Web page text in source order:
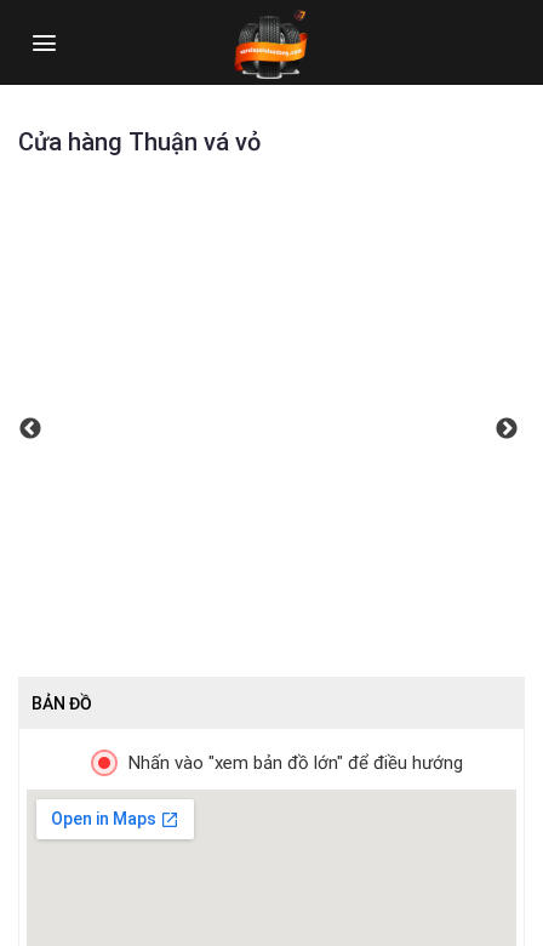
Cửa hàng Thuận vá vỏ
BẢN ĐỒ
Nhấn vào "xem bản đồ lớn" để điều hướng